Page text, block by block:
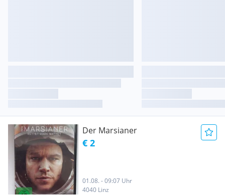
Der Marsianer
€ 2
01.08. - 09:07 Uhr
4040 Linz